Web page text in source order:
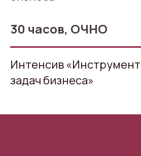
30 часов, ОЧНО
Интенсив «
задач бизнеса»